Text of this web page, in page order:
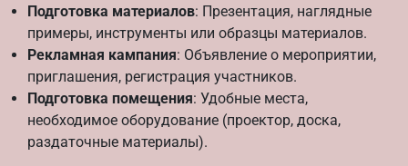
Подготовка материалов: Презентация, наглядные
примеры, инструменты или образцы материалов.
Рекламная кампания: Объявление о мероприятии,
приглашения, регистрация участников.
Подготовка помещения: Удобные места,
необходимое оборудование (проектор, доска,
раздаточные материалы).